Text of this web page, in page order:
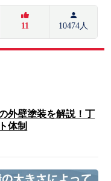
11 10474人
外壁塗装を解説！丁
体制